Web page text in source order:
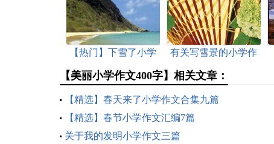
【热门】下雪了小学
有关写雪景的小学作
【美丽小学作文400字】相关文章：
【精选】春天来了小学作文合集九篇
【精选】春节小学作文汇编7篇
关于我的发明小学作文三篇